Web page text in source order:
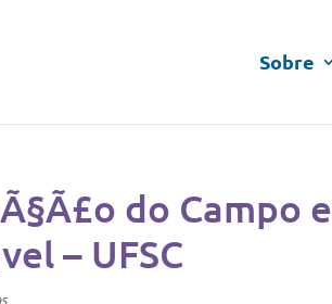
Sobre
do Campo e
– UFSC